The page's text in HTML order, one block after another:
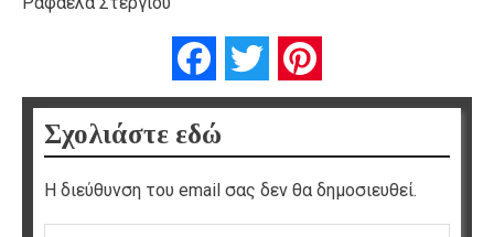
FacebookTwitter
Σχολιάστε εδώ
Η διεύθυνση του email σας δεν θα δημοσιευθεί.